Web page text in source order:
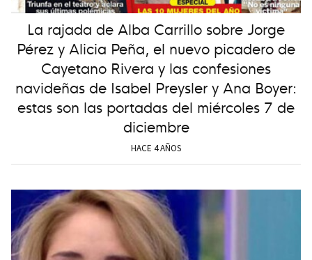
La rajada de Alba Carrillo sobre Jorge
Pérez y Alicia Peña, el nuevo picadero de
Cayetano Rivera y las confesiones
navideñas de Isabel Preysler y Ana Boyer:
estas son las portadas del miércoles 7 de
diciembre
HACE 4 AÑOS